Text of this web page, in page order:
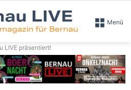
Menü
LIVE präsentiert!